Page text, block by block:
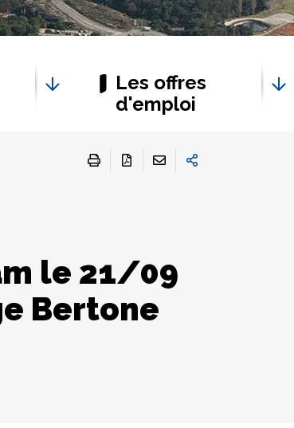
Les offres
d'emploi
le 21/09
Bertone